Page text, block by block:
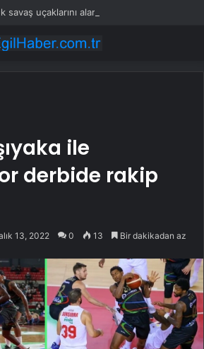
savaş uçaklarını alarma geçirdi
ile
derbide rakip
13, 2022 0 13 Bir dakikadan az